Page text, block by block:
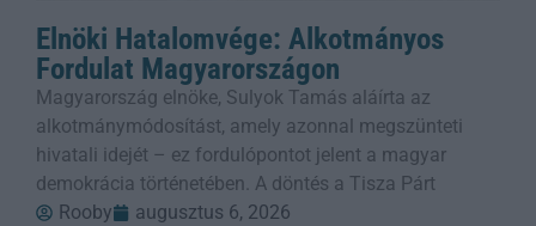
Elnöki Hatalomvége: Alkotmányos
Fordulat Magyarországon
Magyarország elnöke, Sulyok Tamás aláírta az
alkotmánymódosítást, amely azonnal megszünteti
hivatali idejét – ez fordulópontot jelent a magyar
demokrácia történetében. A döntés a Tisza Párt
Rooby
augusztus 6, 2026